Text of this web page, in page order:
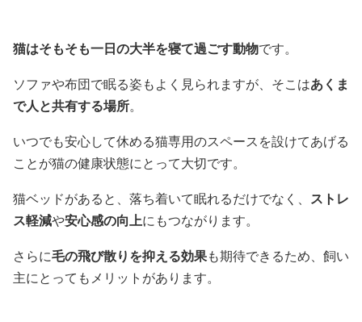
猫はそもそも一日の大半を寝て過ごす動物です。
ソファや布団で眠る姿もよく見られますが、そこはあくま
で人と共有する場所。
いつでも安心して休める猫専用のスペースを設けてあげる
ことが猫の健康状態にとって大切です。
猫ベッドがあると、落ち着いて眠れるだけでなく、 ストレ
ス軽減や安心感の向上にもつながります。
さらに毛の飛び散りを抑える効果も期待できるため、飼い
主にとってもメリットがあります。